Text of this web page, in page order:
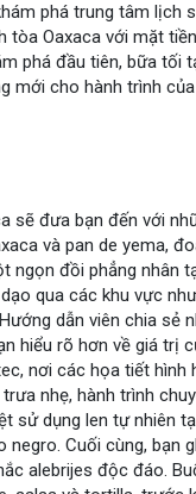
phá trung tâm lịch
tòa Oaxaca với mặt
phá đầu tiên, bữa tối
mới cho hành trình của
sẽ đưa bạn đến với
và pan de yema,
ngọn đồi phẳng nhân
qua các khu vực
dẫn viên chia
hiểu rõ hơn về giá trị
nơi các họa tiết
nhẹ, hành trình
sử dụng len tự nhiên
negro. Cuối cùng, bạn
alebrijes độc đáo.